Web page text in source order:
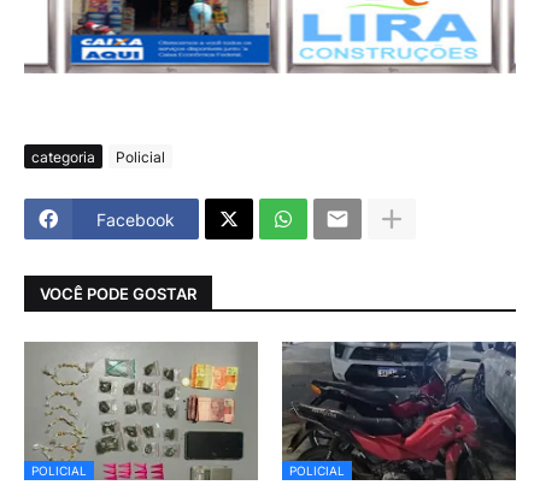
categoria Policial
Facebook
VOCÊ PODE GOSTAR
POLICIAL POLICIAL